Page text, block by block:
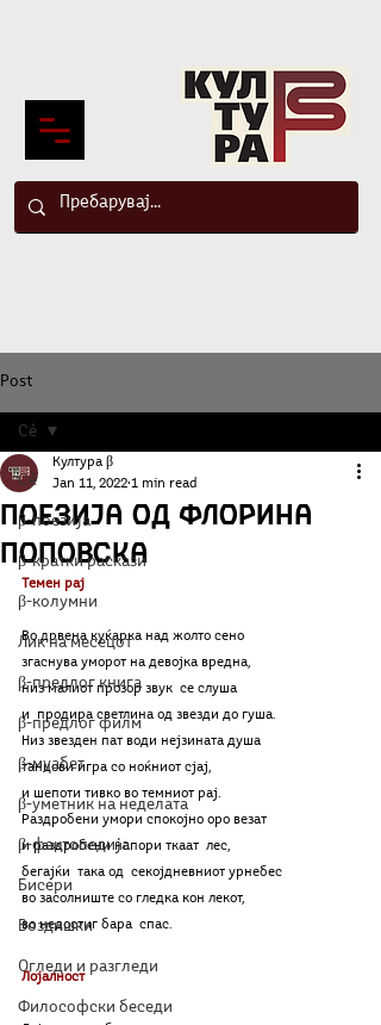
Post
Сè
β-поезија
β-кратки раскази
β-колумни
Лик на месецот
β-предлог книга
β-предлог филм
β-муабет
β-уметник на неделата
β-фактопедија
Бисери
Воздишки
Огледи и разгледи
Философски беседи
Сè
Поезија од Флорина
Поповска
Култура β
Jan 11, 2022 1 min read
Темен рај
Во дрвена куќарка над жолто сено
згаснува уморот на девојка вредна,
низ малиот прозор звук  се слуша
и  продира светлина од звезди до гуша.
Низ звезден пат води нејзината душа
танцови игра со ноќниот сјај,
и шепоти тивко во темниот рај.
Раздробени умори спокојно оро везат
и раздробени напори ткаат  лес,
бегајќи  така од  секојдневниот урнебес
во засолниште со гледка кон лекот,
во недостиг бара  спас.
Лојалност